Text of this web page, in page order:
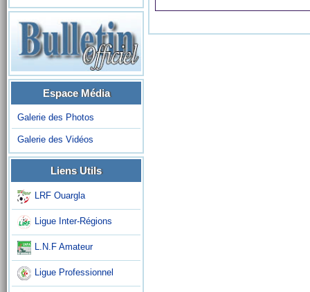
Espace Média
Galerie des Photos
Galerie des Vidéos
Liens Utils
LRF Ouargla
Ligue Inter-Régions
L.N.F Amateur
Ligue Professionnel